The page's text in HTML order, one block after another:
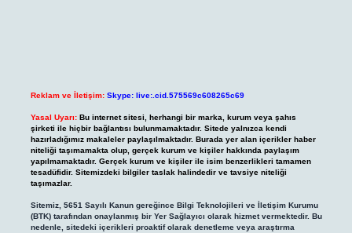
Reklam ve İletişim: Skype: live:.cid.575569c608265c69
Yasal Uyarı: Bu internet sitesi, herhangi bir marka, kurum veya şahıs
şirketi ile hiçbir bağlantısı bulunmamaktadır. Sitede yalnızca kendi
hazırladığımız makaleler paylaşılmaktadır. Burada yer alan içerikler haber
niteliği taşımamakta olup, gerçek kurum ve kişiler hakkında paylaşım
yapılmamaktadır. Gerçek kurum ve kişiler ile isim benzerlikleri tamamen
tesadüfidir. Sitemizdeki bilgiler taslak halindedir ve tavsiye niteliği
taşımazlar.
Sitemiz, 5651 Sayılı Kanun gereğince Bilgi Teknolojileri ve İletişim Kurumu
(BTK) tarafından onaylanmış bir Yer Sağlayıcı olarak hizmet vermektedir. Bu
nedenle, sitedeki içerikleri proaktif olarak denetleme veya araştırma